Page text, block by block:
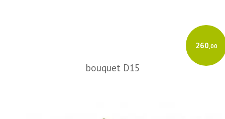
260,00
bouquet D15